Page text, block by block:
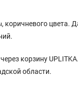
, коричневого цвета.
корзину
области.